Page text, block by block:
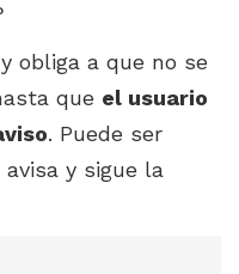
obliga a que no se
que el usuario
. Puede ser
y sigue la